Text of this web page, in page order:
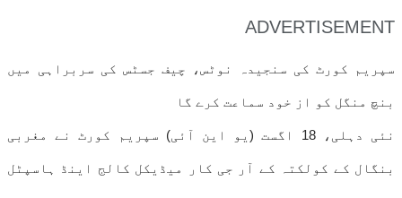
ADVERTISEMENT
سپریم کورٹ کی سنجیدہ نوٹس، چیف جسٹس کی سربراہی میں
بنچ منگل کو از خود سماعت کرے گا
نئی دہلی، 18 اگست (یو این آئی) سپریم کورٹ نے مغربی
بنگال کے کولکتہ کے آر جی کار میڈیکل کالج اینڈ ہاسپٹل